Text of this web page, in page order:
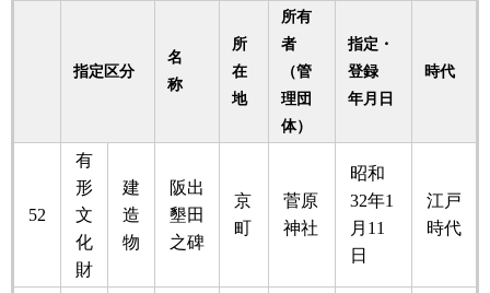
指定区分
名
称
所
在
地
所有
者
（管
理団
体）
指定・
登録
年月日
時代
52
有
形
文
化
財
建
造
物
阪出
墾田
之碑
京
町
菅原
神社
昭和
32年1
月11
日
江戸
時代